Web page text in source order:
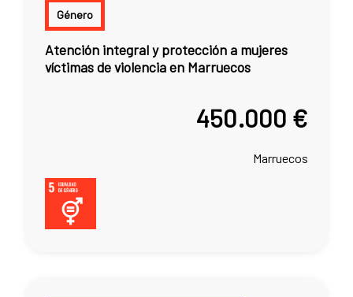
Género
Atención integral y protección a mujeres
víctimas de violencia en Marruecos
450.000 €
Marruecos